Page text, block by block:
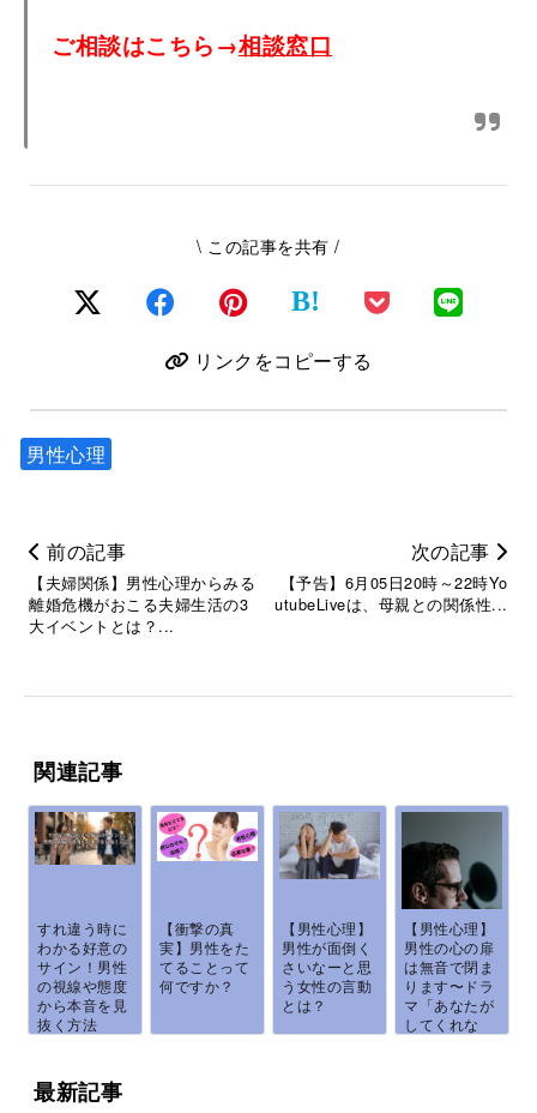
ご相談はこちら→相談窓口
\ この記事を共有 /
B!
リンクをコピーする
男性心理
前の記事
【夫婦関係】男性心理からみる
離婚危機がおこる夫婦生活の3
大イベントとは？...
次の記事
【予告】6月05日20時～22時Yo
utubeLiveは、母親との関係性...
関連記事
すれ違う時に
わかる好意の
サイン！男性
の視線や態度
から本音を見
抜く方法
【衝撃の真
実】男性をた
てることって
何ですか？
【男性心理】
男性が面倒く
さいなーと思
う女性の言動
とは？
【男性心理】
男性の心の扉
は無音で閉ま
ります〜ドラ
マ「あなたが
してくれな
最新記事